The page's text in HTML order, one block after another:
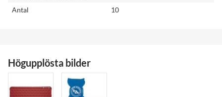
Antal
10
Högupplösta bilder